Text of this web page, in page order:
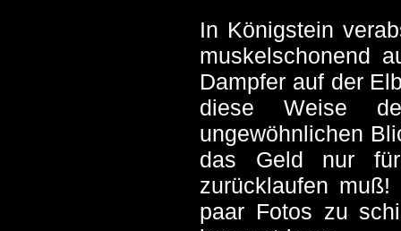
In Königstein
muskelschonend
Dampfer auf der
diese Weise
ungewöhnlichen
das Geld nur
zurücklaufen
paar Fotos zu